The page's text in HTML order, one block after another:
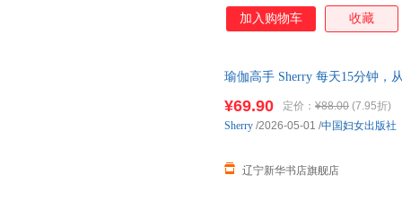
加入购物车 收藏
瑜伽高手 Sherry 每天15分钟，
¥69.90 定价： ¥88.00 (7.95折)
辽宁新华书店旗舰店
Sherry /2026-05-01 /中国妇女出版社